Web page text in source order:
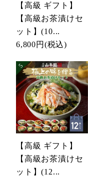
【高級 ギフト】
【高級お茶漬けセ
ット】(10...
6,800円 (税込)
【高級 ギフト】
【高級お茶漬けセ
ット】(12...